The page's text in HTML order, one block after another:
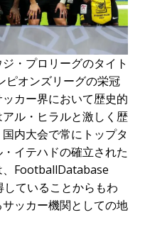
・プロリーグのタイト
ピオンズリーグの栄冠
カー界において歴史的
ル・ヒラルと激しく歴
内大会で常にトップタ
イテハドの確立された
、FootballDatabase
ていることからもわ
ッカー機関としての地